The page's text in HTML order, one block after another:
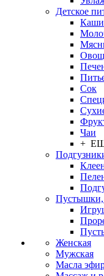
Детское
Каши
Сок
Чаи
+
Пустышки,
Женская
Мужская
Масла